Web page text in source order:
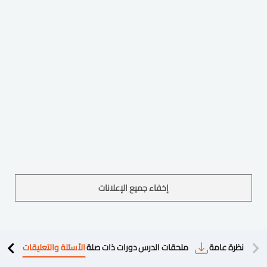
إخفاء جميع الإعلانات
نظرة عامة ملحقات الدرسدورات ذات صلةالأسئلة والتعليقات